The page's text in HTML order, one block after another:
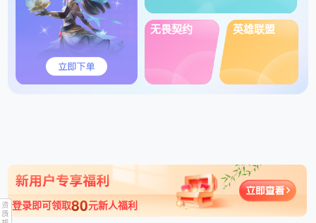
刚刚 有意v178.6787.7520 发布了王者荣耀180元的订单
刚刚 高价单外挂委贷绕 发布了王者荣耀135元的订单
刚刚 伪代狗别来…… 发布了王者荣耀400元的订单
刚刚 实力打手加内部高价群 发布了王者荣耀1000元的订单
1分钟前 小硕发肥单秒验收 发布了王者荣耀350元的订单
无畏契约 英雄联盟
登录即可领取80元新人福利